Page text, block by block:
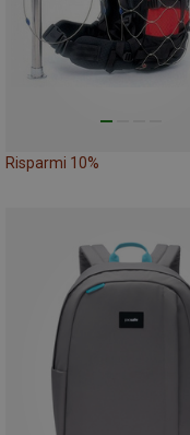
Risparmi 10%